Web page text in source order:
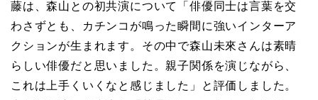
残る作品になるのではないかと思いました。それが成
功していると感じています」と語りました。
本作は北米で開催される第17回JAPAN CUTSに出品さ
れ、藤に特別生涯功労賞が授与されることが決定して